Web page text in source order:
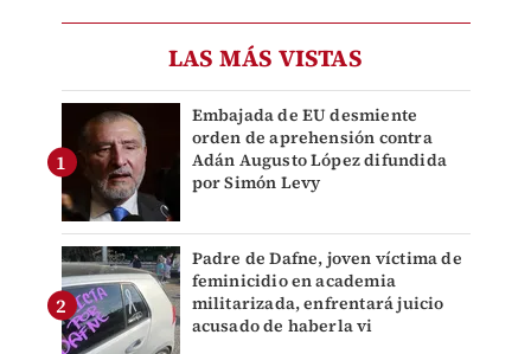
LAS MÁS VISTAS
Embajada de EU desmiente
orden de aprehensión contra
Adán Augusto López difundida
por Simón Levy
Padre de Dafne, joven víctima de
feminicidio en academia
militarizada, enfrentará juicio
acusado de haberla vi